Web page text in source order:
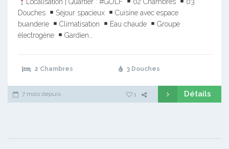
Douches
Séjour spacieux
Cuisine avec espace
buanderie
Climatisation Eau chaude
Groupe
électrogène
Gardien…
2 Chambres 3 Douches
7 mois depuis 1 Détails